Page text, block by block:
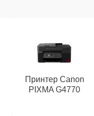
Принтер Canon
PIXMA G4770